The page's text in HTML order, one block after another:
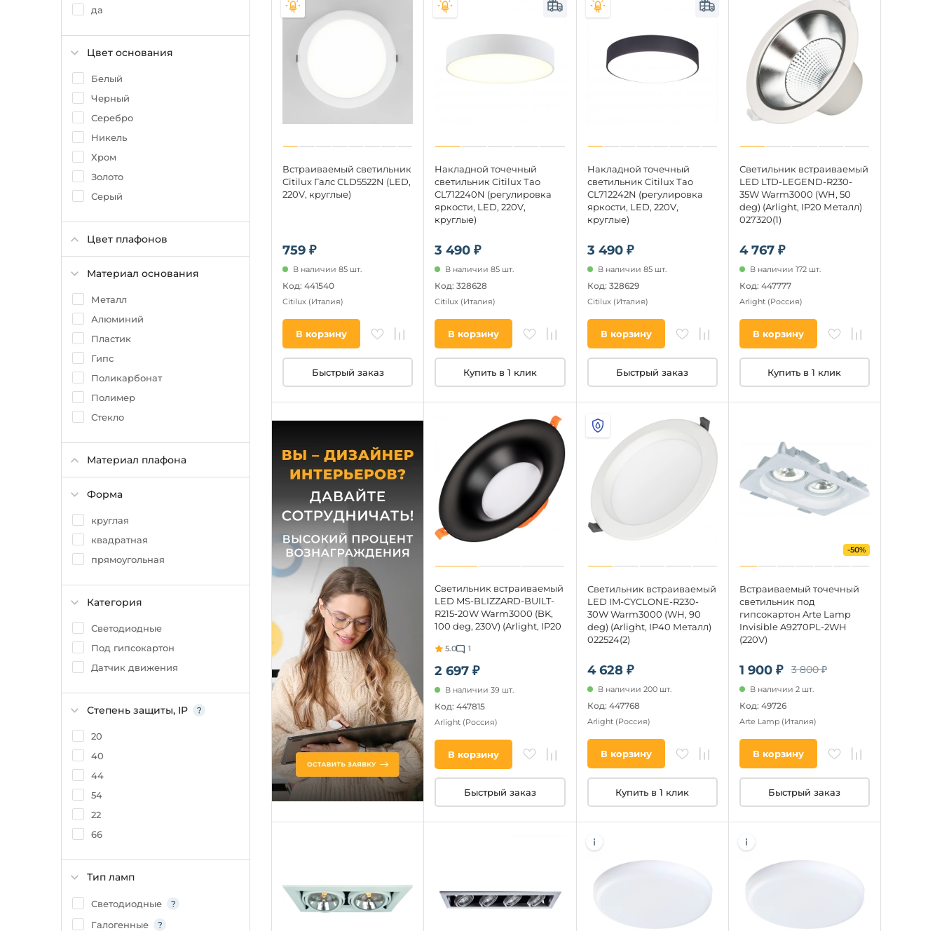
Philips
да
Цвет основания
Белый
Черный
Серебро
Никель
Хром
Золото
Серый
Цвет плафонов
Материал основания
Металл
Алюминий
Пластик
Гипс
Поликарбонат
Полимер
Стекло
Материал плафона
Форма
круглая
квадратная
прямоугольная
Категория
Светодиодные
Под гипсокартон
Датчик движения
Степень защиты, IP
20
40
44
54
22
66
Тип ламп
Светодиодные
Галогенные
759 ₽
Встраиваемый светильник
Citilux Галс CLD5522N (LED,
220V, круглые)
В наличии 85 шт.
Код: 441540
Citilux (Италия)
В корзину
Быстрый заказ
3 490 ₽
Накладной точечный
светильник Citilux Тао
CL712240N (регулировка
яркости, LED, 220V,
круглые)
В наличии 85 шт.
Код: 328628
Citilux (Италия)
В корзину
Купить в 1 клик
3 490 ₽
Накладной точечный
светильник Citilux Тао
CL712242N (регулировка
яркости, LED, 220V,
круглые)
В наличии 85 шт.
Код: 328629
Citilux (Италия)
В корзину
Быстрый заказ
4 767 ₽
Светильник встраиваемый
LED LTD-LEGEND-R230-
35W Warm3000 (WH, 50
deg) (Arlight, IP20 Металл)
027320(1)
В наличии 172 шт.
Код: 447777
Arlight (Россия)
В корзину
Купить в 1 клик
2 697 ₽
Светильник встраиваемый
LED MS-BLIZZARD-BUILT-
R215-20W Warm3000 (BK,
100 deg, 230V) (Arlight, IP20
5.0 1
В наличии 39 шт.
Код: 447815
Arlight (Россия)
В корзину
Быстрый заказ
4 628 ₽
Светильник встраиваемый
LED IM-CYCLONE-R230-
30W Warm3000 (WH, 90
deg) (Arlight, IP40 Металл)
022524(2)
В наличии 200 шт.
Код: 447768
Arlight (Россия)
В корзину
Купить в 1 клик
1 900 ₽ 3 800 ₽
-50%
Встраиваемый точечный
светильник под
гипсокартон Arte Lamp
Invisible A9270PL-2WH
(220V)
В наличии 2 шт.
Код: 49726
Arte Lamp (Италия)
В корзину
Быстрый заказ